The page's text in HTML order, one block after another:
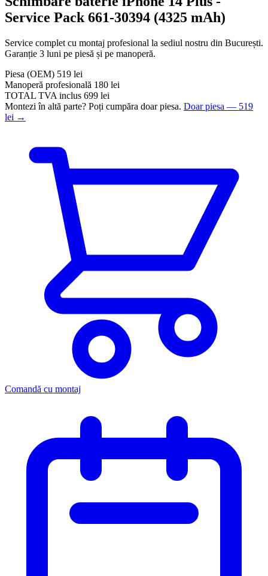
Service Pack 661-30394 (4325 mAh)
Service complet cu montaj profesional la sediul nostru din București.
Garanție 3 luni pe piesă și pe manoperă.
Piesa (OEM) 519 lei
Manoperă profesională 180 lei
TOTAL TVA inclus 699 lei
Montezi în altă parte? Poți cumpăra doar piesa. Doar piesa — 519
lei →
Comandă cu montaj